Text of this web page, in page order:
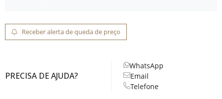
Receber alerta de queda de preço
PRECISA DE AJUDA?
WhatsApp
Email
Telefone